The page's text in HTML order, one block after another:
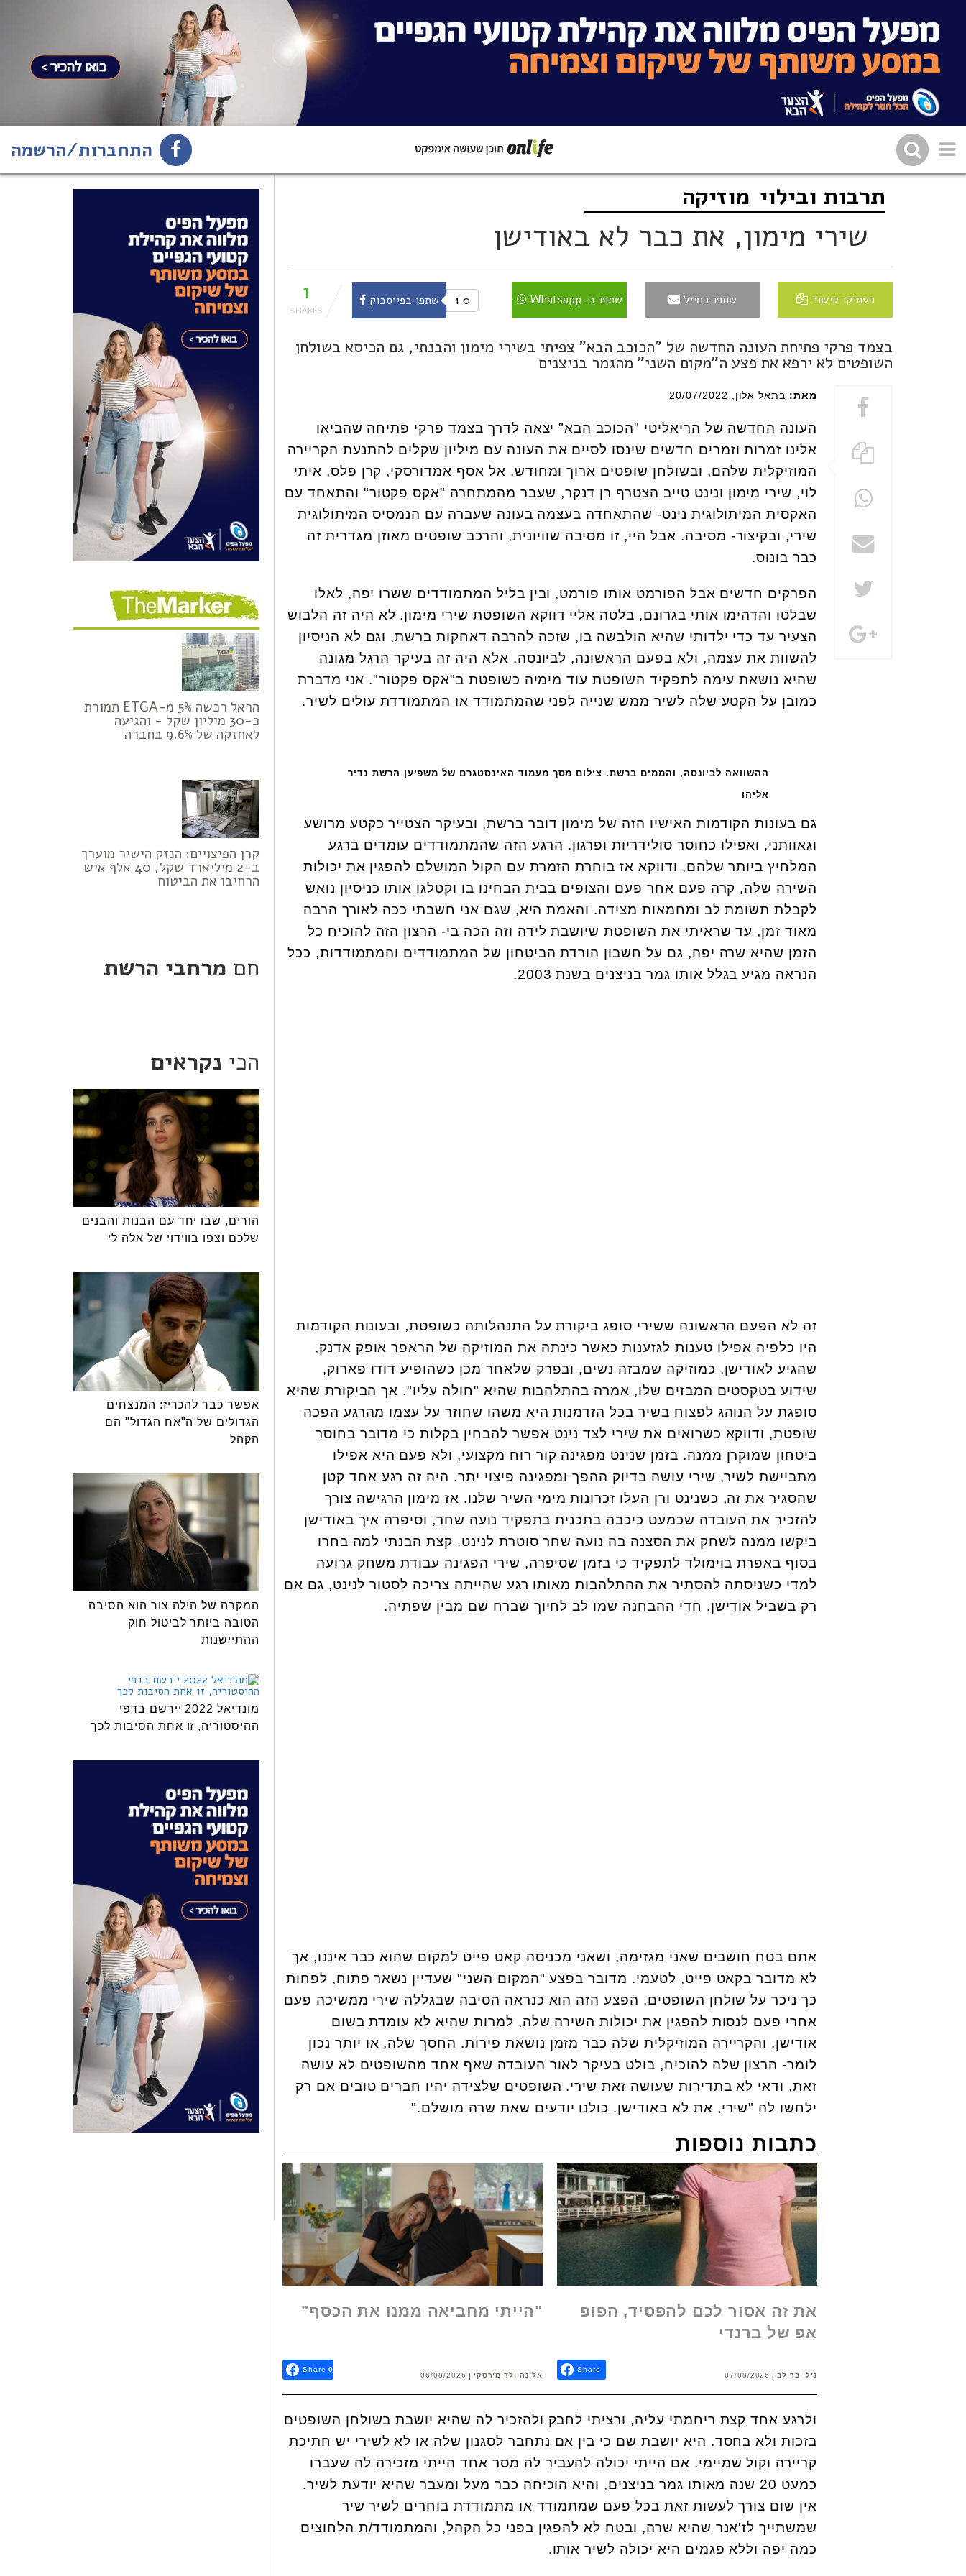
התחברות/הרשמה
שתפו בפייסבוק העתיקו קישור הירשמו לניוזלטר 1 תרבות ובילוי מוזיקה
שירי מימון, את כבר לא באודישן
העתיקו קישור שתפו במייל שתפו ב-Whatsapp 0 שתפו בפייסבוק 1
בצמד פרקי פתיחת העונה החדשה של "הכוכב הבא" צפיתי בשירי מימון והבנתי, גם הכיסא בשולחן
השופטים לא ירפא את פצע ה"מקום השני" מהגמר בניצנים
מאת: בתאל אלון , 20/07/2022
העונה החדשה של הריאליטי "הכוכב הבא" יצאה לדרך בצמד פרקי פתיחה שהביאו
אלינו זמרות וזמרים חדשים שינסו לסיים את העונה עם מיליון שקלים להתנעת הקריירה
המוזיקלית שלהם, ובשולחן שופטים ארוך ומחודש. אל אסף אמדורסקי, קרן פלס, איתי
לוי, שירי מימון ונינט טייב הצטרף רן דנקר, שעבר מהמתחרה "אקס פקטור" והתאחד עם
האקסית המיתולוגית נינט- שהתאחדה בעצמה בעונה שעברה עם הנמסיס המיתולוגית
שירי, ובקיצור- מסיבה. אבל היי, זו מסיבה שוויונית, והרכב שופטים מאוזן מגדרית זה
כבר בונוס.
הפרקים חדשים אבל הפורמט אותו פורמט, ובין בליל המתמודדים ששרו יפה, לאלו
שבלטו והדהימו אותי בגרונם, בלטה אליי דווקא השופטת שירי מימון. לא היה זה הלבוש
הצעיר עד כדי ילדותי שהיא הולבשה בו, שזכה להרבה דאחקות ברשת, וגם לא הניסיון
להשוות את עצמה, ולא בפעם הראשונה, לביונסה. אלא היה זה בעיקר הרגל מגונה
שהיא נושאת עימה לתפקיד השופטת עוד מימיה כשופטת ב"אקס פקטור". אני מדברת
כמובן על הקטע שלה לשיר ממש שנייה לפני שהמתמודד או המתמודדת עולים לשיר.
ההשוואה לביונסה, והממים ברשת. צילום מסך מעמוד האינסטגרם של משפיען הרשת נדיר
אליהו
גם בעונות הקודמות האישיו הזה של מימון דובר ברשת, ובעיקר הצטייר כקטע מרושע
וגאוותני, ואפילו כחוסר סולידריות ופרגון. הרגע הזה שהמתמודדים עומדים ברגע
המלחיץ ביותר שלהם, ודווקא אז בוחרת הזמרת עם הקול המושלם להפגין את יכולות
השירה שלה, קרה פעם אחר פעם והצופים בבית הבחינו בו וקטלגו אותו כניסיון נואש
לקבלת תשומת לב ומחמאות מצידה. והאמת היא, שגם אני חשבתי ככה לאורך הרבה
מאוד זמן, עד שראיתי את השופטת שיושבת לידה וזה הכה בי- הרצון הזה להוכיח כל
הזמן שהיא שרה יפה, גם על חשבון הורדת הביטחון של המתמודדים והמתמודדות, ככל
הנראה מגיע בגלל אותו גמר בניצנים בשנת 2003.
זה לא הפעם הראשונה ששירי סופג ביקורת על התנהלותה כשופטת, ובעונות הקודמות
היו כלפיה אפילו טענות לגזענות כאשר כינתה את המוזיקה של הראפר אופק אדנק,
שהגיע לאודישן, כמוזיקה שמבזה נשים, ובפרק שלאחר מכן כשהופיע דודו פארוק,
שידוע בטקסטים המבזים שלו, אמרה בהתלהבות שהיא "חולה עליו". אך הביקורת שהיא
סופגת על הנוהג לפצוח בשיר בכל הזדמנות היא משהו שחוזר על עצמו מהרגע הפכה
שופטת, ודווקא כשרואים את שירי לצד נינט אפשר להבחין בקלות כי מדובר בחוסר
ביטחון שמוקרן ממנה. בזמן שנינט מפגינה קור רוח מקצועי, ולא פעם היא אפילו
מתביישת לשיר, שירי עושה בדיוק ההפך ומפגינה פיצוי יתר. היה זה רגע אחד קטן
שהסגיר את זה, כשנינט ורן העלו זכרונות מימי השיר שלנו. אז מימון הרגישה צורך
להזכיר את העובדה שכמעט כיכבה בתכנית בתפקיד נועה שחר, וסיפרה איך באודישן
ביקשו ממנה לשחק את הסצנה בה נועה שחר סוטרת לנינט. קצת הבנתי למה בחרו
בסוף באפרת בוימולד לתפקיד כי בזמן שסיפרה, שירי הפגינה עבודת משחק גרועה
למדי כשניסתה להסתיר את ההתלהבות מאותו רגע שהייתה צריכה לסטור לנינט, גם אם
רק בשביל אודישן. חדי ההבחנה שמו לב לחיוך שברח שם מבין שפתיה.
אתם בטח חושבים שאני מגזימה, ושאני מכניסה קאט פייט למקום שהוא כבר איננו, אך
לא מדובר בקאט פייט, לטעמי. מדובר בפצע "המקום השני" שעדיין נשאר פתוח, לפחות
כך ניכר על שולחן השופטים. הפצע הזה הוא כנראה הסיבה שבגללה שירי ממשיכה פעם
אחרי פעם לנסות להפגין את יכולות השירה שלה, למרות שהיא לא עומדת בשום
אודישן, והקריירה המוזיקלית שלה כבר מזמן נושאת פירות. החסך שלה, או יותר נכון
לומר- הרצון שלה להוכיח, בולט בעיקר לאור העובדה שאף אחד מהשופטים לא עושה
זאת, ודאי לא בתדירות שעושה זאת שירי. השופטים שלצידה יהיו חברים טובים אם רק
ילחשו לה "שירי, את לא באודישן. כולנו יודעים שאת שרה מושלם."
כתבות נוספות
את זה אסור לכם להפסיד, הפופ
אפ של ברנדי
נילי בר לב 07/08/2026
Share
"הייתי מחביאה ממנו את הכסף"
אלינה ולדימירסקי 06/08/2026
Share 0
ולרגע אחד קצת ריחמתי עליה, ורציתי לחבק ולהזכיר לה שהיא יושבת בשולחן השופטים
בזכות ולא בחסד. היא יושבת שם כי בין אם נתחבר לסגנון שלה או לא לשירי יש חתיכת
קריירה וקול שמיימי. אם הייתי יכולה להעביר לה מסר אחד הייתי מזכירה לה שעברו
כמעט 20 שנה מאותו גמר בניצנים, והיא הוכיחה כבר מעל ומעבר שהיא יודעת לשיר.
אין שום צורך לעשות זאת בכל פעם שמתמודד או מתמודדת בוחרים לשיר שיר
שמשתייך לז'אנר שהיא שרה, ובטח לא להפגין בפני כל הקהל, והמתמודד/ת הלחוצים
כמה יפה וללא פגמים היא יכולה לשיר אותו.
הראל רכשה 5% מ-ETGA תמורת
כ-30 מיליון שקל - והגיעה
לאחזקה של 9.6% בחברה
קרן הפיצויים: הנזק הישיר מוערך
ב-2 מיליארד שקל, 40 אלף איש
הרחיבו את הביטוח
חם מרחבי הרשת
הכי נקראים
הורים, שבו יחד עם הבנות והבנים
שלכם וצפו בווידוי של אלה לי
אפשר כבר להכריז: המנצחים
הגדולים של ה"אח הגדול" הם
הקהל
המקרה של הילה צור הוא הסיבה
הטובה ביותר לביטול חוק
ההתיישנות
מונדיאל 2022 יירשם בדפי
ההיסטוריה, זו אחת הסיבות לכך